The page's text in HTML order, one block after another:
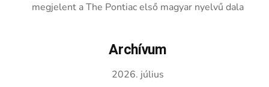
megjelent a The Pontiac első magyar nyelvű dala
Archívum
2026. július